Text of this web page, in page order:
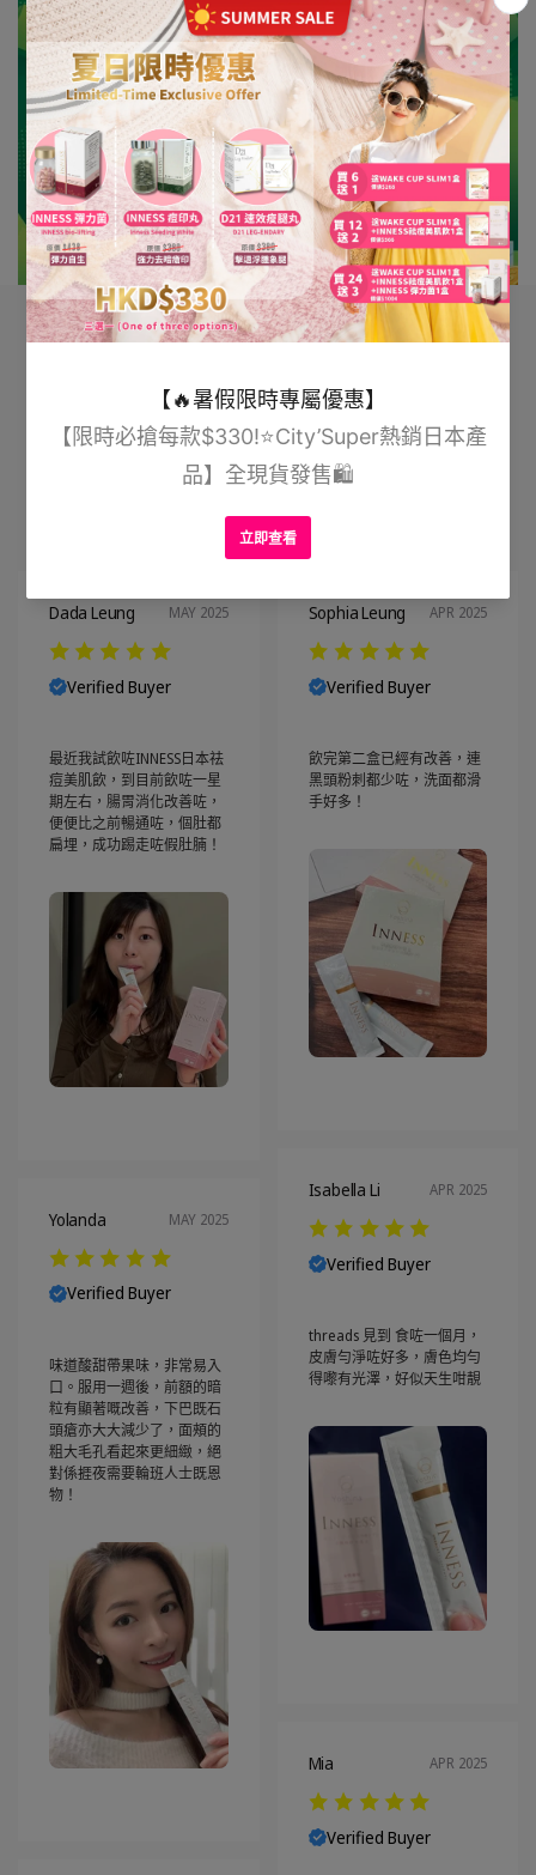
Inness 日本祛痘美肌飲 (內分
泌調理）用家真實見證及評價
Dada Leung MAY 2025
Verified Buyer
最近我試飲咗INNESS日本祛
痘美肌飲，到目前飲咗一星
期左右，腸胃消化改善咗，
便便比之前暢通咗，個肚都
扁埋，成功踢走咗假肚腩！
Yolanda MAY 2025
Verified Buyer
味道酸甜帶果味，非常易入
口。服用一週後，前額的暗
粒有顯著嘅改善，下巴既石
頭瘡亦大大減少了，面頰的
粗大毛孔看起來更細緻，絕
對係捱夜需要輪班人士既恩
物！
Sophia Leung APR 2025
Verified Buyer
飲完第二盒已經有改善，連
黑頭粉刺都少咗，洗面都滑
手好多！
Isabella Li APR 2025
Verified Buyer
threads 見到 食咗一個月，
皮膚勻淨咗好多，膚色均勻
得嚟有光澤，好似天生咁靚
Mia APR 2025
Verified Buyer